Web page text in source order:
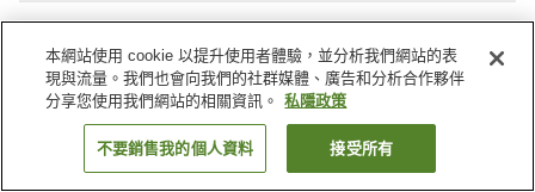
停車場
泳池
餐廳
宵夜區
日本 群馬縣 水上町 水上溫泉鄉水上高原 200 酒店
找客房
本網站使用 cookie 以提升使用者體驗，並分析我們網站的表
現與流量。我們也會向我們的社群媒體、廣告和分析合作夥伴
分享您使用我們網站的相關資訊。
私隱政策
不要銷售我的個人資料 接受所有